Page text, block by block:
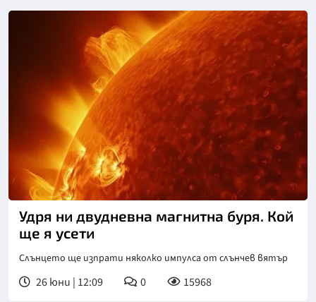
Снимка: Freepik
Удря ни двудневна магнитна буря. Кой
ще я усети
Слънцето ще изпрати няколко импулса от слънчев вятър
26 юни | 12:09 0 15968